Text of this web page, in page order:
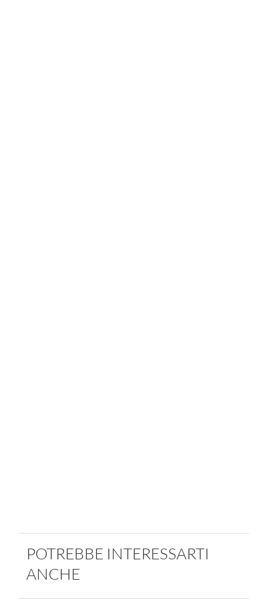
POTREBBE INTERESSARTI
ANCHE